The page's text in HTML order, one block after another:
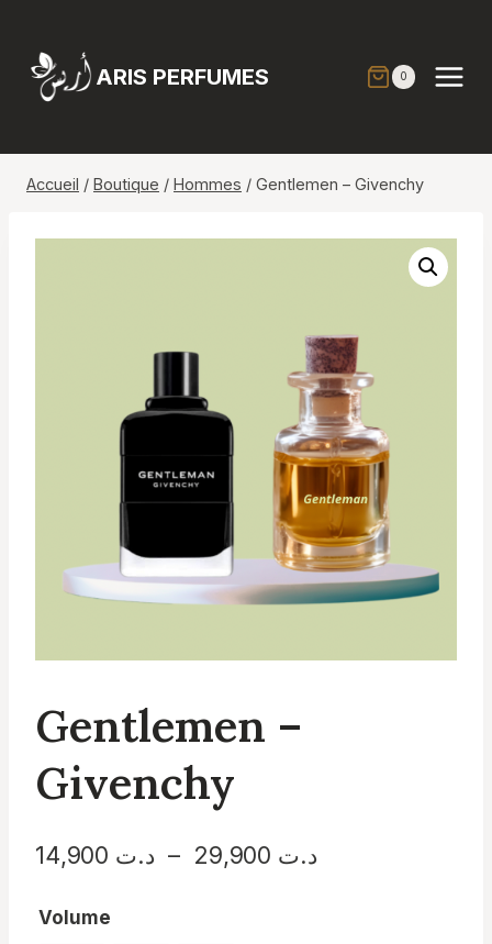
contenu
ARIS PERFUMES 0
Accueil / Boutique / Hommes / Gentlemen – Givenchy
Gentlemen –
Givenchy
د.ت – د.تPlage
Volume